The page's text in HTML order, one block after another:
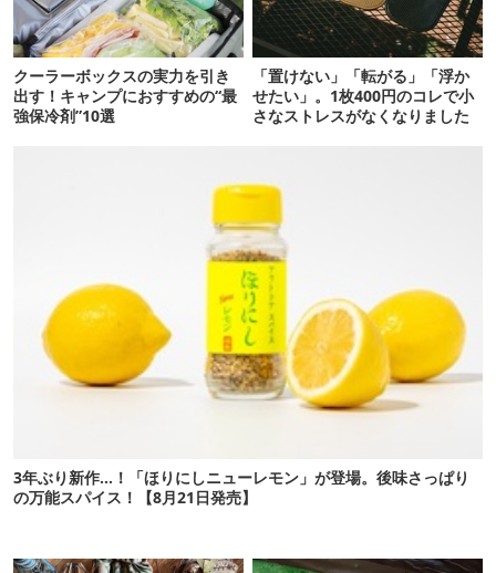
クーラーボックスの実力を引き
出す！キャンプにおすすめの“最
強保冷剤”10選
「置けない」「転がる」「浮か
せたい」。1枚400円のコレで小
さなストレスがなくなりました
3年ぶり新作…！「ほりにしニューレモン」が登場。後味さっぱり
の万能スパイス！【8月21日発売】